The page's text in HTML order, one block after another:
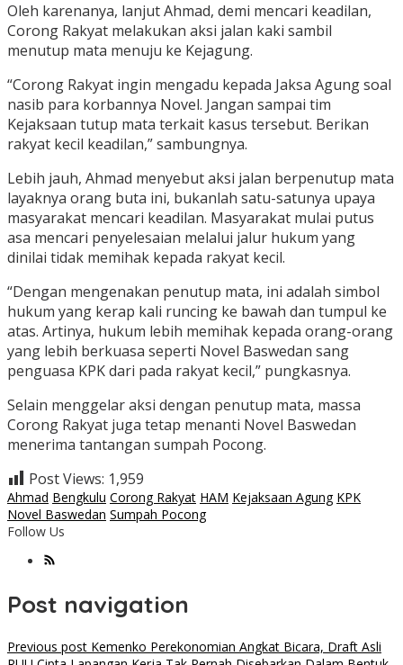
Oleh karenanya, lanjut Ahmad, demi mencari keadilan,
Corong Rakyat melakukan aksi jalan kaki sambil
menutup mata menuju ke Kejagung.
“Corong Rakyat ingin mengadu kepada Jaksa Agung soal
nasib para korbannya Novel. Jangan sampai tim
Kejaksaan tutup mata terkait kasus tersebut. Berikan
rakyat kecil keadilan,” sambungnya.
Lebih jauh, Ahmad menyebut aksi jalan berpenutup mata
layaknya orang buta ini, bukanlah satu-satunya upaya
masyarakat mencari keadilan. Masyarakat mulai putus
asa mencari penyelesaian melalui jalur hukum yang
dinilai tidak memihak kepada rakyat kecil.
“Dengan mengenakan penutup mata, ini adalah simbol
hukum yang kerap kali runcing ke bawah dan tumpul ke
atas. Artinya, hukum lebih memihak kepada orang-orang
yang lebih berkuasa seperti Novel Baswedan sang
penguasa KPK dari pada rakyat kecil,” pungkasnya.
Selain menggelar aksi dengan penutup mata, massa
Corong Rakyat juga tetap menanti Novel Baswedan
menerima tantangan sumpah Pocong.
Post Views: 1,959
Ahmad Bengkulu Corong Rakyat HAM Kejaksaan Agung KPK
Novel Baswedan Sumpah Pocong
Follow Us
Post navigation
Previous post Kemenko Perekonomian Angkat Bicara, Draft Asli